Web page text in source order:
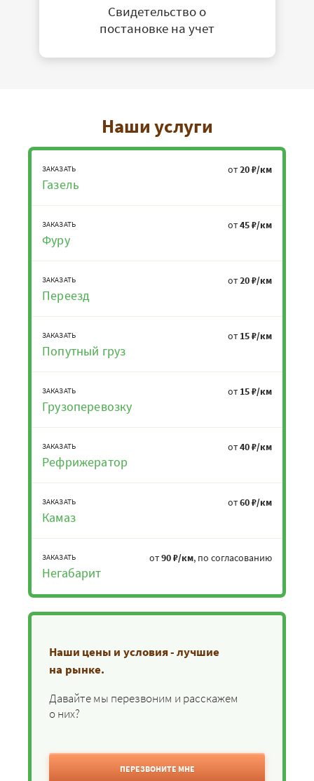
Свидетельство о
постановке на учет
Наши услуги
ЗАКАЗАТЬ
Газель
от20 ₽/км
ЗАКАЗАТЬ
Фуру
от45 ₽/км
ЗАКАЗАТЬ
Переезд
от20 ₽/км
ЗАКАЗАТЬ
Попутный груз
от 15 ₽/км
ЗАКАЗАТЬ
Грузоперевозку
от 15 ₽/км
ЗАКАЗАТЬ
Рефрижератор
от40 ₽/км
ЗАКАЗАТЬ
Камаз
от60 ₽/км
ЗАКАЗАТЬ
Негабарит
от90 ₽/км, по согласованию
Наши цены и условия - лучшие
на рынке.
Давайте мы перезвоним и расскажем
о них?
ПЕРЕЗВОНИТЕ МНЕ